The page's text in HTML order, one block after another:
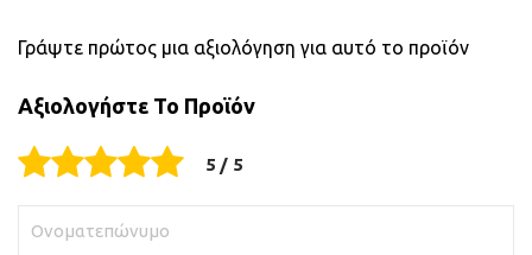
Γράψτε πρώτος μια αξιολόγηση για αυτό το προϊόν
Αξιολογήστε Το Προϊόν